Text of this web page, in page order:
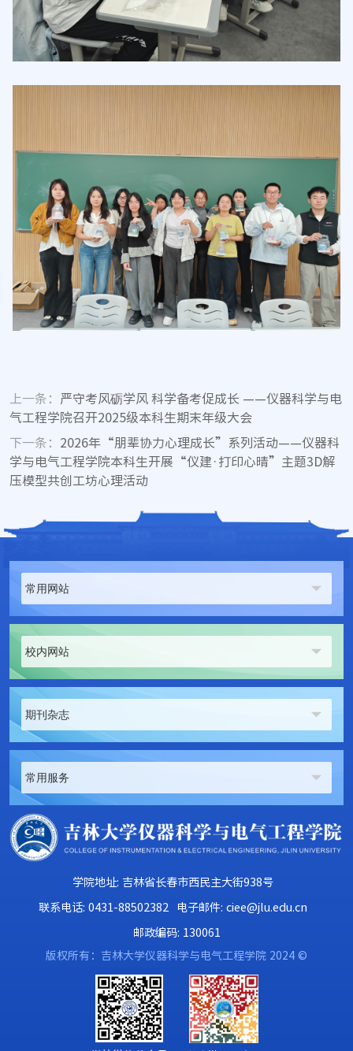
上一条：
严守考风砺学风 科学备考促成长 ——仪器科学与电
气工程学院召开2025级本科生期末年级大会
下一条： 2026年“朋辈协力心理成长”系列活动——仪器科
学与电气工程学院本科生开展“仪建·打印心晴”主题3D解
压模型共创工坊心理活动
常用网站
校内网站
期刊杂志
常用服务
学院地址: 吉林省长春市西民主大街938号
联系电话: 0431-88502382 电子邮件: ciee@jlu.edu.cn
邮政编码: 130061
版权所有：吉林大学仪器科学与电气工程学院 2024 ©